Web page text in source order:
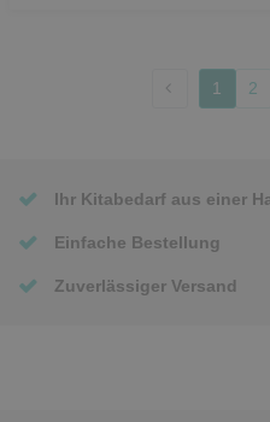
1 2
Ihr Kitabedarf aus einer
Einfache Bestellung
Zuverlässiger Versand